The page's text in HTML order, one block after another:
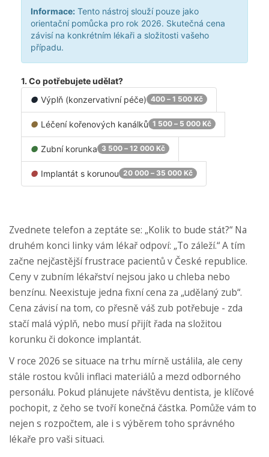
Informace: Tento nástroj slouží pouze jako
orientační pomůcka pro rok 2026. Skutečná cena
závisí na konkrétním lékaři a složitosti vašeho
případu.
1. Co potřebujete udělat?
● Výplň (konzervativní péče) 400 – 1 500 Kč
● Léčení kořenových kanálků 1 500 – 5 000 Kč
● Zubní korunka 3 500 – 12 000 Kč
● Implantát s korunou 20 000 – 35 000 Kč
Zvednete telefon a zeptáte se: „Kolik to bude stát?“ Na
druhém konci linky vám lékař odpoví: „To záleží.“ A tím
začne nejčastější frustrace pacientů v České republice.
Ceny v zubním lékařství nejsou jako u chleba nebo
benzínu. Neexistuje jedna fixní cena za „udělaný zub“.
Cena závisí na tom, co přesně váš zub potřebuje - zda
stačí malá výplň, nebo musí přijít řada na složitou
korunku či dokonce implantát.
V roce 2026 se situace na trhu mírně ustálila, ale ceny
stále rostou kvůli inflaci materiálů a mezd odborného
personálu. Pokud plánujete návštěvu dentista, je klíčové
pochopit, z čeho se tvoří konečná částka. Pomůže vám to
nejen s rozpočtem, ale i s výběrem toho správného
lékaře pro vaši situaci.